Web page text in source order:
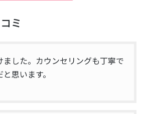
ミ
ました。カウンセリングも丁寧で
思います。